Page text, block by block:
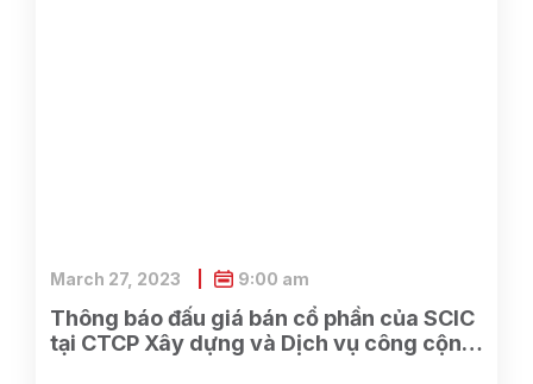
Thông báo đấu giá bán cổ phần của SCIC
tại CTCP Xây dựng và Dịch vụ công cộng
March 27, 2023 9:00 am